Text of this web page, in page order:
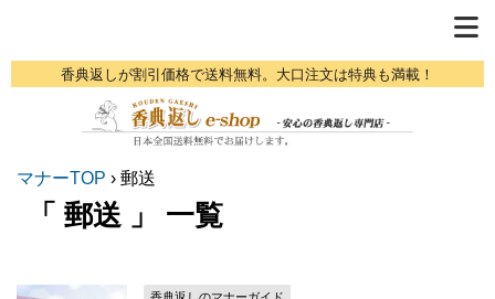
香典返しが割引価格で送料無料。大口注文は特典も満載！
マナーTOP › 郵送
「 郵送 」 一覧